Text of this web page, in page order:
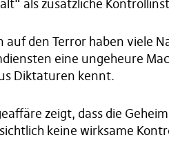
als zusätzliche
auf den Terror haben viele
eine ungeheure
Diktaturen kennt.
zeigt, dass die
keine wirksame